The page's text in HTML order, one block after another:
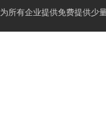
为所有企业提供免费提供少